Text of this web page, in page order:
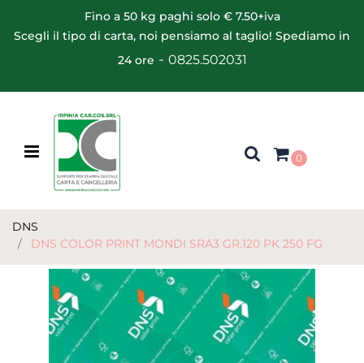
Fino a 50 kg paghi solo € 7.50+iva
Scegli il tipo di carta, noi pensiamo al taglio! Spediamo in
24 ore - 0825.502031
Open menu
0
DNS
DNS COLOR PRINT MONDI SRA3 GR.120 PK 250 FG